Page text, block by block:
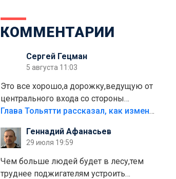
КОММЕНТАРИИ
Сергей Гецман
5 августа 11:03
Это все хорошо,а дорожку,ведущую от
центрального входа со стороны
кафе"Мираж" к аттракционам слабо
плитки не хватило,т.к.осенью и зимой
лежала в парке и испортилась.Да
еще,видимо,часть украли.
Глава Тольятти рассказал, как изменится парк Центрального района
Геннадий Афанасьев
29 июля 19:59
Чем больше людей будет в лесу,тем
труднее поджигателям устроить